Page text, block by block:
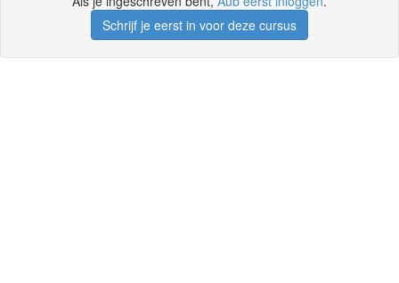
Schrijf je eerst in voor deze cursus